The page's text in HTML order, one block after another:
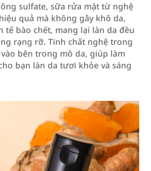
sulfate, sữa rửa mặt từ nghệ
quả mà không gây khô da,
tế bào chết, mang lại làn da đều
rạng rỡ. Tinh chất nghệ trong
bên trong mô da, giúp làm
bạn làn da tươi khỏe và sáng